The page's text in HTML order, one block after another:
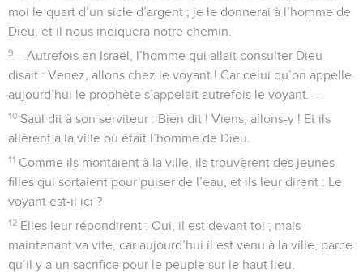
moi le quart d’un sicle d’argent ; je le donnerai à l’homme de
Dieu, et il nous indiquera notre chemin.
9 – Autrefois en Israël, l’homme qui allait consulter Dieu
disait : Venez, allons chez le voyant ! Car celui qu’on appelle
aujourd’hui le prophète s’appelait autrefois le voyant. –
10 Saül dit à son serviteur : Bien dit ! Viens, allons-y ! Et ils
allèrent à la ville où était l’homme de Dieu.
11 Comme ils montaient à la ville, ils trouvèrent des jeunes
filles qui sortaient pour puiser de l’eau, et ils leur dirent : Le
voyant est-il ici ?
12 Elles leur répondirent : Oui, il est devant toi ; mais
maintenant va vite, car aujourd’hui il est venu à la ville, parce
qu’il y a un sacrifice pour le peuple sur le haut lieu.